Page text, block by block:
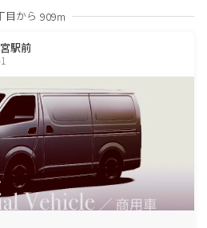
目から 909m
駅前